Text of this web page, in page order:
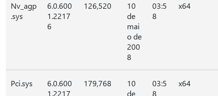
Nv_agp
.sys
6.0.600
1.2217
6
126,520
10
de
mai
o de
200
8
03:5
8
x64
Pci.sys
6.0.600
1.2217
179,768
10
de
03:5
8
x64